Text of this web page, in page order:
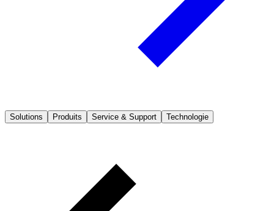
Solutions Produits Service & Support Technologie